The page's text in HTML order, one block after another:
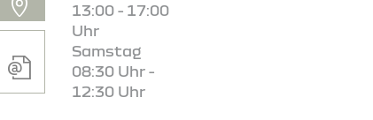
13:00 - 17:00
Uhr
Samstag
08:30 Uhr -
12:30 Uhr